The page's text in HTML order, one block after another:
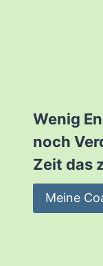
Wenig
noch
Zeit das
Meine